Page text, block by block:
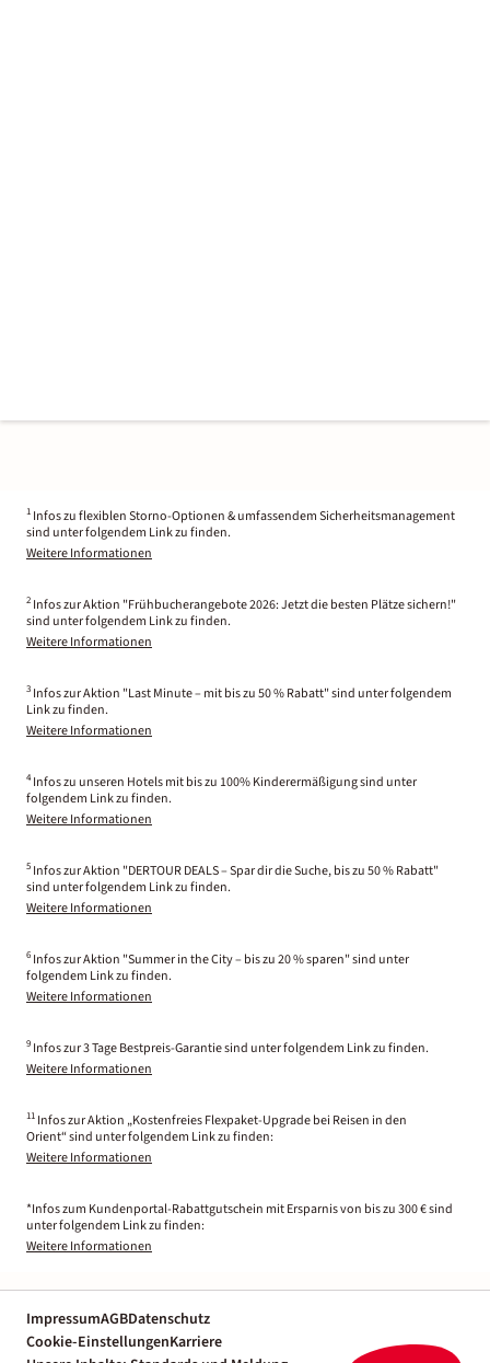
1 Infos zu flexiblen Storno-Optionen & umfassendem Sicherheitsmanagement
sind unter folgendem Link zu finden.
Weitere Informationen
2 Infos zur Aktion "Frühbucherangebote 2026: Jetzt die besten Plätze sichern!"
sind unter folgendem Link zu finden.
Weitere Informationen
3 Infos zur Aktion "Last Minute – mit bis zu 50 % Rabatt" sind unter folgendem
Link zu finden.
Weitere Informationen
4 Infos zu unseren Hotels mit bis zu 100% Kinderermäßigung sind unter
folgendem Link zu finden.
Weitere Informationen
5 Infos zur Aktion "DERTOUR DEALS – Spar dir die Suche, bis zu 50 % Rabatt"
sind unter folgendem Link zu finden.
Weitere Informationen
6 Infos zur Aktion "Summer in the City – bis zu 20 % sparen" sind unter
folgendem Link zu finden.
Weitere Informationen
9 Infos zur 3 Tage Bestpreis-Garantie sind unter folgendem Link zu finden.
Weitere Informationen
11 Infos zur Aktion „Kostenfreies Flexpaket-Upgrade bei Reisen in den
Orient“ sind unter folgendem Link zu finden:
Weitere Informationen
*Infos zum Kundenportal-Rabattgutschein mit Ersparnis von bis zu 300 € sind
unter folgendem Link zu finden:
Weitere Informationen
ImpressumAGBDatenschutz
Cookie-EinstellungenKarriere